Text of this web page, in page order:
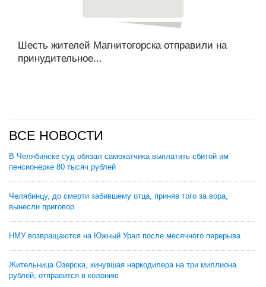
Шесть жителей Магнитогорска отправили на
принудительное...
ВСЕ НОВОСТИ
В Челябинске суд обязал самокатчика выплатить сбитой им
пенсионерке 80 тысяч рублей
Челябинцу, до смерти забившему отца, приняв того за вора,
вынесли приговор
НМУ возвращаются на Южный Урал после месячного перерыва
Жительница Озерска, кинувшая наркодилера на три миллиона
рублей, отправится в колонию